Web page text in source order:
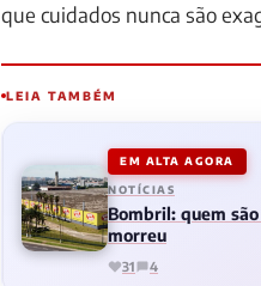
que cuidados nunca são
LEIA TAMBÉM
EM ALTA AGORA
NOTÍCIAS
Bombril: quem
morreu
31 4